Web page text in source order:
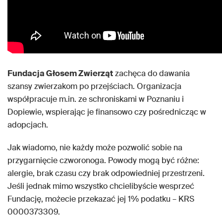
Fundacja Głosem Zwierzątzachęca do dawania
szansy zwierzakom po przejściach. Organizacja
współpracuje m.in. ze schroniskami w Poznaniu i
Dopiewie, wspierając je finansowo czy pośrednicząc w
adopcjach.
Jak wiadomo, nie każdy może pozwolić sobie na
przygarnięcie czworonoga. Powody mogą być różne:
alergie, brak czasu czy brak odpowiedniej przestrzeni.
Jeśli jednak mimo wszystko chcielibyście wesprzeć
Fundację, możecie przekazać jej 1% podatku – KRS
0000373309.